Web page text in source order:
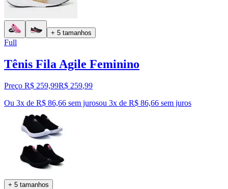
+ 5 tamanhos
Full
Tênis Fila Agile Feminino
Preço R$ 259,99R$ 259,99
Ou 3x de R$ 86,66 sem jurosou 3x de R$ 86,66 sem juros
+ 5 tamanhos